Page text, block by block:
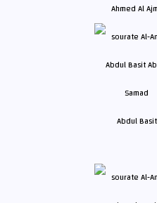
Ahmed Al
Abdul Basit